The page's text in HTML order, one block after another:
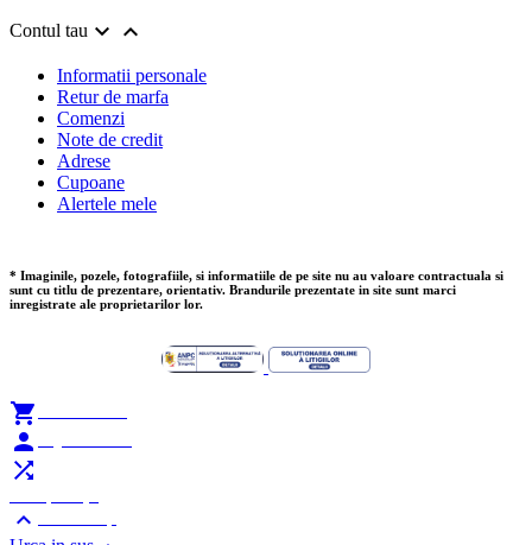
Contul tau  
Informatii personale
Retur de marfa
Comenzi
Note de credit
Adrese
Cupoane
Alertele mele
* Imaginile, pozele, fotografiile, si informatiile de pe site nu au valoare contractuala si
sunt cu titlu de prezentare, orientativ. Brandurile prezentate in site sunt marci
inregistrate ale proprietarilor lor.



